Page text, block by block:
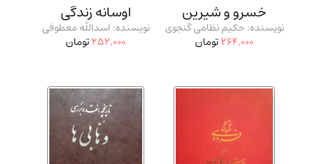
خسرو و شیرین
نویسنده: حکیم نظامی گنجوی
264,000تومان
اوسانه زندگی
نویسنده: اسدالله معطوفی
252,000تومان